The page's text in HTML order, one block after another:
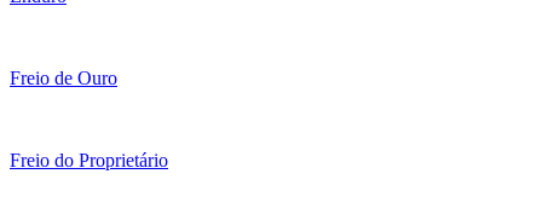
Freio de Ouro
Freio do Proprietário